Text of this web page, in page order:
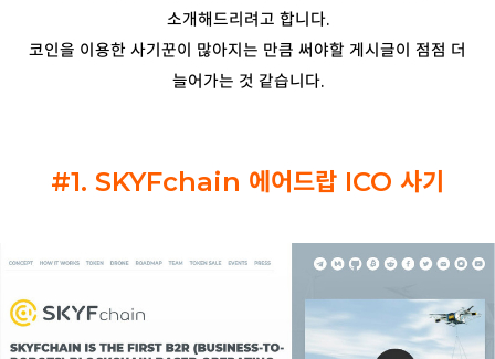
소개해드리려고 합니다.
코인을 이용한 사기꾼이 많아지는 만큼 써야할 게시글이 점점 더
늘어가는 것 같습니다.
#1. SKYFchain 에어드랍 ICO 사기